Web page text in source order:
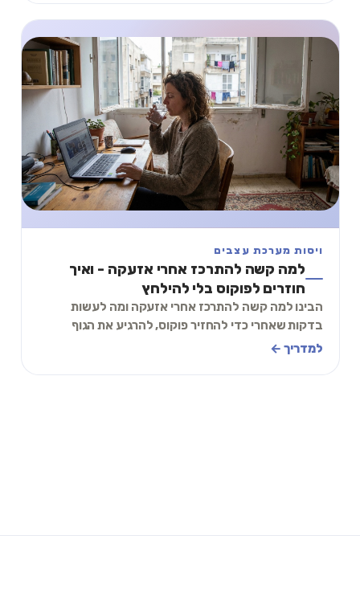
ויסות מערכת עצבים
למה קשה להתרכז אחרי אזעקה - ואיך
חוזרים לפוקוס בלי להילחץ
הבינו למה קשה להתרכז אחרי אזעקה ומה לעשות
בדקות שאחרי כדי להחזיר פוקוס, להרגיע את הגוף
ולחזור למשימה בלי להילחץ מעצמכם כבר תוך דקות.
למדריך ←